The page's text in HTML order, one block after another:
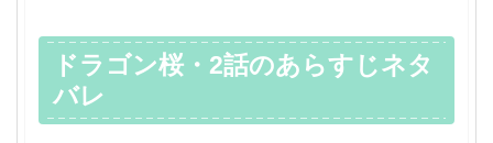
ドラゴン桜・2話のあらすじネタ
バレ